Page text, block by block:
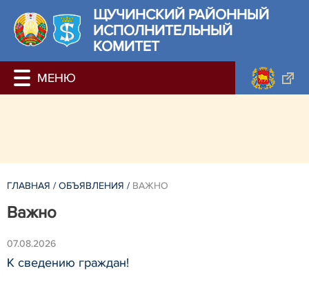
ЩУЧИНСКИЙ РАЙОННЫЙ
ИСПОЛНИТЕЛЬНЫЙ
КОМИТЕТ
ГЛАВНАЯ / ОБЪЯВЛЕНИЯ / ВАЖНО
Важно
07.08.2026
К сведению граждан!